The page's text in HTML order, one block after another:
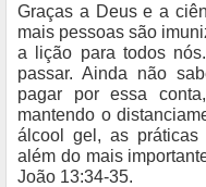
Graças a Deus e a
mais pessoas são
a lição para todos
passar. Ainda não
pagar por essa
mantendo o
álcool gel, as práticas
além do mais
João 13:34-35.